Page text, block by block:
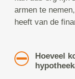
armen te
heeft van de
Hoeveel